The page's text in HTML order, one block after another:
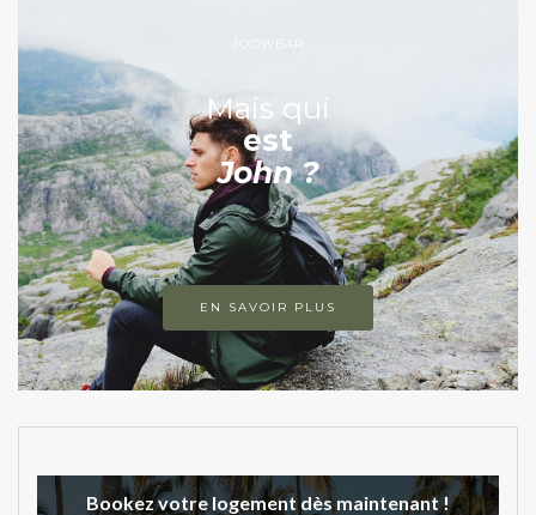
JOOWBAR
Mais qui
est
John ?
EN SAVOIR PLUS
Bookez votre logement dès maintenant !